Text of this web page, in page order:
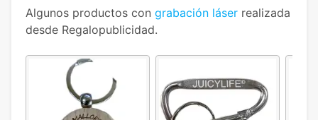
Algunos productos con grabación láser realizada
desde Regalopublicidad.